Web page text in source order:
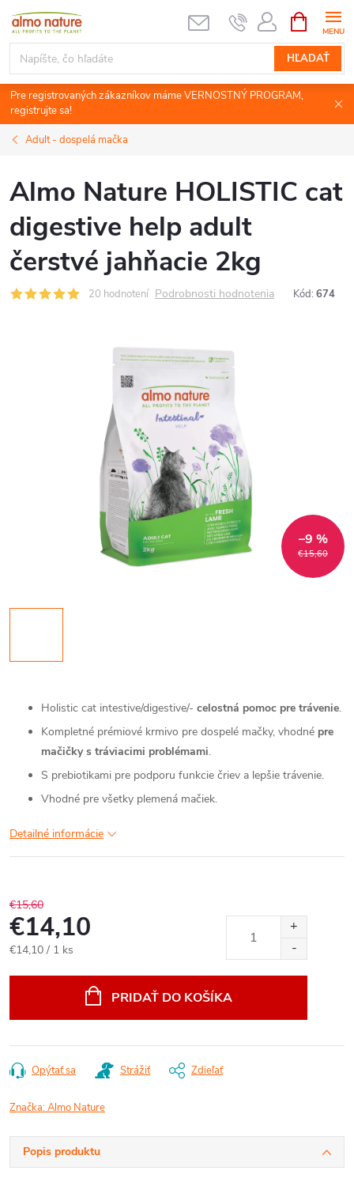
Prejsť
obsah
HĽADAŤ
KOŠÍK
Pre registrovaných zákazníkov máme VERNOSTNÝ PROGRAM,
registrujte sa!
Adult - dospelá mačka
Almo Nature HOLISTIC cat
digestive help adult
čerstvé jahňacie 2kg
20 hodnotení Podrobnosti hodnotenia Kód: 674
€15,60
–9 %
Holistic cat intestive/digestive/- celostná pomoc pre trávenie.
Kompletné prémiové krmivo pre dospelé mačky, vhodné pre
mačičky s tráviacimi problémami.
S prebiotikami pre podporu funkcie čriev a lepšie trávenie.
Vhodné pre všetky plemená mačiek.
Detailné informácie
€15,60
€14,10
Jednotková
€14,10 / 1 ks
PRIDAŤ DO KOŠÍKA
Opýtať sa Strážiť Zdieľať
Značka:Almo Nature
Popis produktu